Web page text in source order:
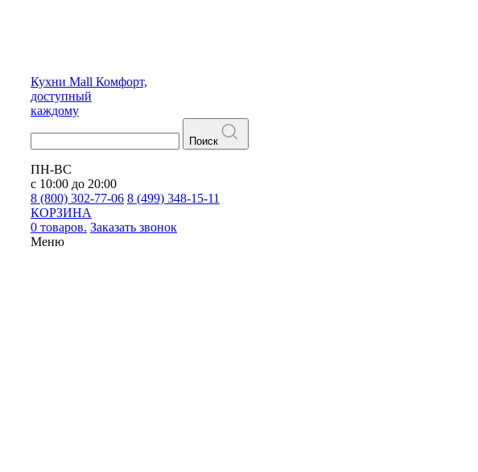
Кухни Mall Комфорт,
доступный
каждому
Поиск
ПН-ВС
с 10:00 до 20:00
8 (800) 302-77-06 8 (499) 348-15-11
КОРЗИНА
0 товаров. Заказать звонок
Меню